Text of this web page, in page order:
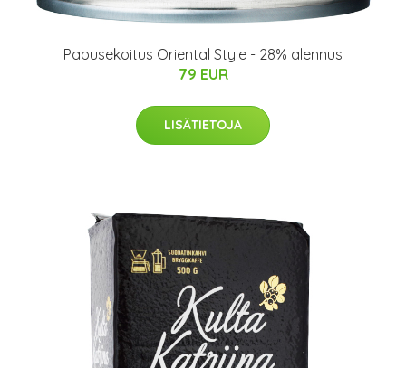
Papusekoitus Oriental Style - 28% alennus
79 EUR
LISÄTIETOJA